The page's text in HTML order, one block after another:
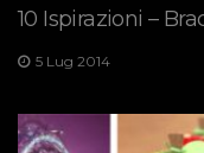
10 Ispirazioni –
5 Lug 2014